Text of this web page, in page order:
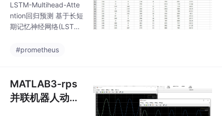
级进销存系统开发中，
最让人头疼的不是功能
实现，而是如何在高并
的准确性。去年我们团
超卖
序预测
LSTM-Multihead-Atte
ntion回归预测 基于长短
期记忆神经网络(LSTM)
ultihead-Attention)多
Multihead-Attention回
归预测 基于长短期记忆
神经网络(LSTM)结合多
#prometheus
MATLAB3-rps
并联机器人动力